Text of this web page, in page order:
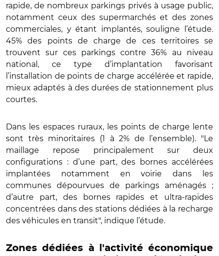
rapide, de nombreux parkings privés à usage public,
notamment ceux des supermarchés et des zones
commerciales, y étant implantés, souligne l’étude.
45% des points de charge de ces territoires se
trouvent sur ces parkings contre 36% au niveau
national, ce type d’implantation favorisant
l’installation de points de charge accélérée et rapide,
mieux adaptés à des durées de stationnement plus
courtes.
Dans les espaces ruraux, les points de charge lente
sont très minoritaires (1 à 2% de l’ensemble). "Le
maillage repose principalement sur deux
configurations : d’une part, des bornes accélérées
implantées notamment en voirie dans les
communes dépourvues de parkings aménagés ;
d’autre part, des bornes rapides et ultra-rapides
concentrées dans des stations dédiées à la recharge
des véhicules en transit", indique l’étude.
Zones dédiées à l'activité économique